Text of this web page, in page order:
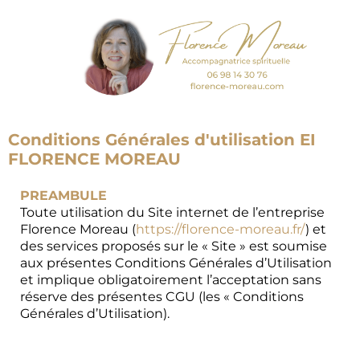
Conditions Générales d'utilisation EI
FLORENCE MOREAU
PREAMBULE
Toute utilisation du Site internet de l’entreprise
Florence Moreau (https://florence-moreau.fr/) et
des services proposés sur le « Site » est soumise
aux présentes Conditions Générales d’Utilisation
et implique obligatoirement l’acceptation sans
réserve des présentes CGU (les « Conditions
Générales d’Utilisation).